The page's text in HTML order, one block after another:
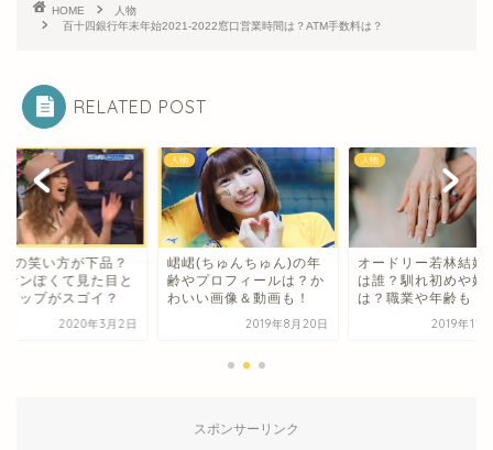
HOME
人物
百十四銀行年末年始2021-2022窓口営業時間は？ATM手数料は？
RELATED POST
の笑い方が下品？
サンぽくて見た目と
ャップがスゴイ？
2020年3月2日
人物
峮峮(ちゅんちゅん)の年
齢やプロフィールは？か
わいい画像＆動画も！
2019年8月20日
人物
オードリー若林結婚
は誰？馴れ初めや妊
は？職業や年齢も
2019年11
スポンサーリンク